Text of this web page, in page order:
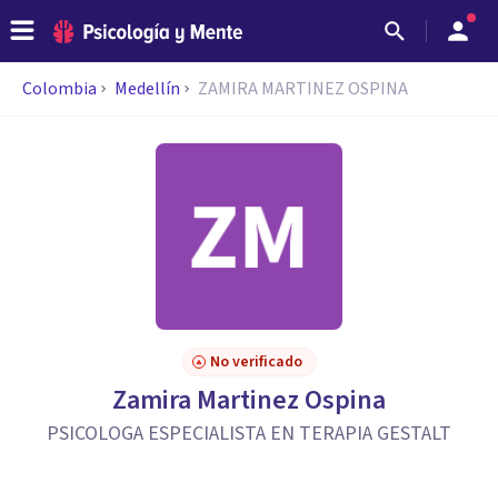
Colombia Medellín ZAMIRA MARTINEZ OSPINA
No verificado
Zamira Martinez Ospina
PSICOLOGA ESPECIALISTA EN TERAPIA GESTALT